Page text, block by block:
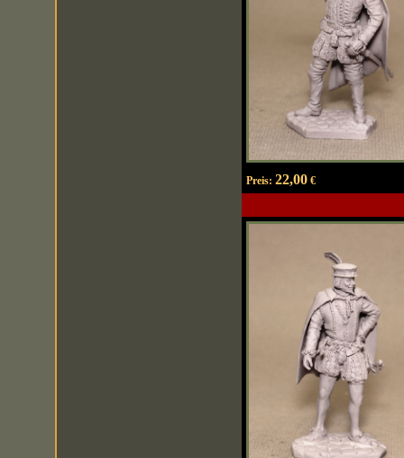
Preis: 22,00€